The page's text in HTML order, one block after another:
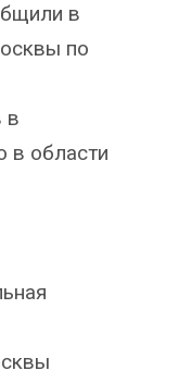
в
по
в
в области